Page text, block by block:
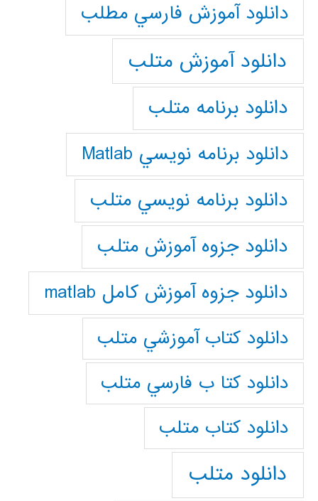
دانلود آموزش فارسي مطلب
دانلود آموزش متلب
دانلود برنامه متلب
دانلود برنامه نويسي Matlab
دانلود برنامه نويسي متلب
دانلود جزوه آموزش متلب
دانلود جزوه آموزش کامل matlab
دانلود كتاب آموزشي متلب
دانلود كتا ب فارسي متلب
دانلود كتاب متلب
دانلود متلب